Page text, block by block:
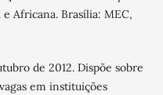
Africana. Brasília: MEC,
de 2012. Dispõe sobre
em instituições